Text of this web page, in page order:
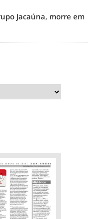
Jacaúna, morre em